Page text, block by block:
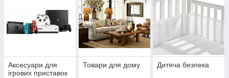
Аксесуари для
ігрових приставок
Товари для дому Дитяча безпека